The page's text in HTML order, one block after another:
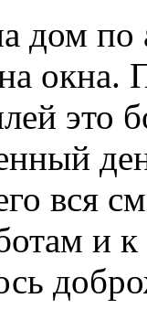
дом
окна.
это
вся
и к